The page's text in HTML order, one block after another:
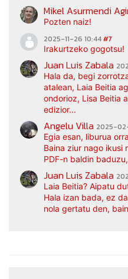
Mikel Asurmendi
Pozten naiz!
2025-11-26 10:44#7
Irakurtzeko gogotsu!
Juan Luis Zabala
Hala da, begi
atalean, Laia Beitia
ondorioz, Lisa Beitia
edizior...
Angelu Villa 2025-02-
Egia esan, liburua
Baina ziur nago ikusi
PDF-n baldin
Juan Luis Zabala
Laia Beitia? Aipatu
Hala izan bada, ez
nola gertatu den,